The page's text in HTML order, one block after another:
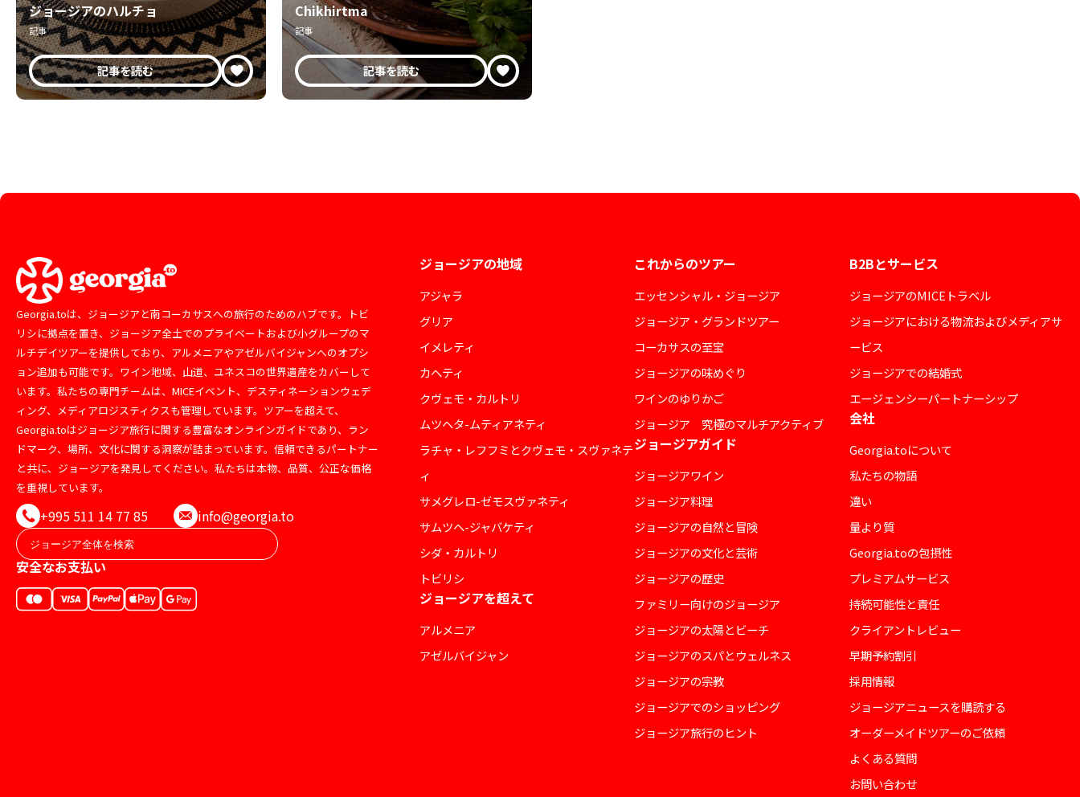
ジョージアのハルチョ
記事
記事を読む
Chikhirtma
記事
記事を読む
Georgia.toは、ジョージアと南コーカサスへの旅行のためのハブです。トビ
リシに拠点を置き、ジョージア全土でのプライベートおよび小グループのマ
ルチデイツアーを提供しており、アルメニアやアゼルバイジャンへのオプシ
ョン追加も可能です。ワイン地域、山道、ユネスコの世界遺産をカバーして
います。私たちの専門チームは、MICEイベント、デスティネーションウェデ
ィング、メディアロジスティクスも管理しています。ツアーを超えて、
Georgia.toはジョージア旅行に関する豊富なオンラインガイドであり、ラン
ドマーク、場所、文化に関する洞察が詰まっています。信頼できるパートナー
と共に、ジョージアを発見してください。私たちは本物、品質、公正な価格
を重視しています。
+995 511 14 77 85 info@georgia.to
安全なお支払い
ジョージアの地域
アジャラ
グリア
イメレティ
カヘティ
クヴェモ・カルトリ
ムツヘタ-ムティアネティ
ラチャ・レフフミとクヴェモ・スヴァネテ
ィ
サメグレロ-ゼモスヴァネティ
サムツヘ-ジャバケティ
シダ・カルトリ
トビリシ
ジョージアを超えて
アルメニア
アゼルバイジャン
これからのツアー
エッセンシャル・ジョージア
ジョージア・グランドツアー
コーカサスの至宝
ジョージアの味めぐり
ワインのゆりかご
ジョージア 究極のマルチアクティブ
ジョージアガイド
ジョージアワイン
ジョージア料理
ジョージアの自然と冒険
ジョージアの文化と芸術
ジョージアの歴史
ファミリー向けのジョージア
ジョージアの太陽とビーチ
ジョージアのスパとウェルネス
ジョージアの宗教
ジョージアでのショッピング
ジョージア旅行のヒント
B2Bとサービス
ジョージアのMICEトラベル
ジョージアにおける物流およびメディアサ
ービス
ジョージアでの結婚式
エージェンシーパートナーシップ
会社
Georgia.toについて
私たちの物語
違い
量より質
Georgia.toの包摂性
プレミアムサービス
持続可能性と責任
クライアントレビュー
早期予約割引
採用情報
ジョージアニュースを購読する
オーダーメイドツアーのご依頼
よくある質問
お問い合わせ